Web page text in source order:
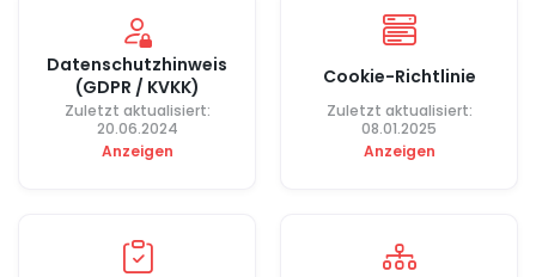
Datenschutzhinweis
(GDPR / KVKK)
Zuletzt aktualisiert:
20.06.2024
Anzeigen
Cookie-Richtlinie
Zuletzt aktualisiert:
08.01.2025
Anzeigen